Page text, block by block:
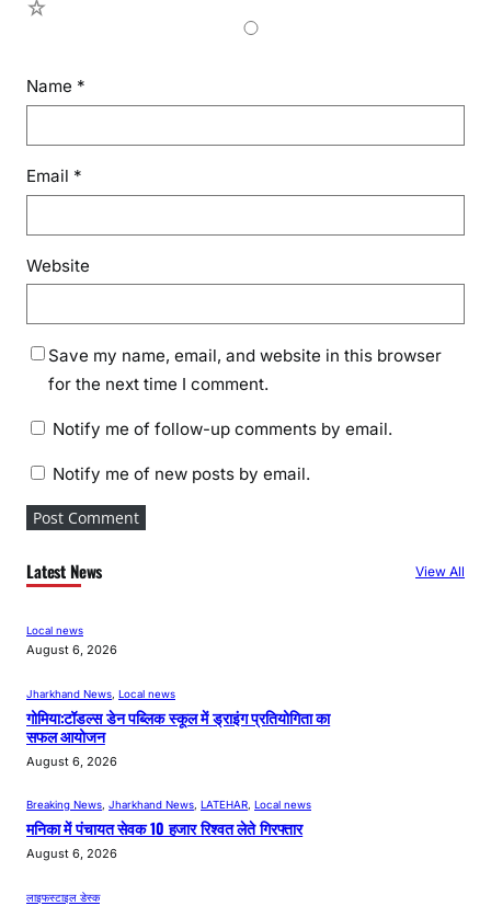
Name *
Email *
Website
Save my name, email, and website in this browser
for the next time I comment.
Notify me of follow-up comments by email.
Notify me of new posts by email.
Latest News View All
Local news
August 6, 2026
Jharkhand News Local news
गोमिया:टॉडल्स डेन पब्लिक स्कूल में ड्राइंग प्रतियोगिता का
सफल आयोजन
August 6, 2026
Breaking News, Jharkhand News, LATEHAR, Local news
मनिका में पंचायत सेवक 10 हजार रिश्वत लेते गिरफ्तार
August 6, 2026
लाइफस्टाइल डेस्क